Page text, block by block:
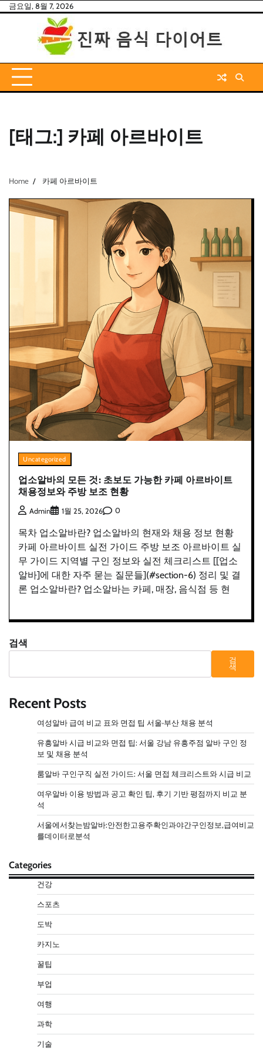
Skip금요일, 8월 7, 2026
[태그:] 카페 아르바이트
Home 카페 아르바이트
Uncategorized
업소알바의 모든 것: 초보도 가능한 카페 아르바이트
채용정보와 주방 보조 현황
Admin 1월 25, 2026 0
목차 업소알바란? 업소알바의 현재와 채용 정보 현황
카페 아르바이트 실전 가이드 주방 보조 아르바이트 실
무 가이드 지역별 구인 정보와 실전 체크리스트 [[업소
알바]에 대한 자주 묻는 질문들](#section-6) 정리 및 결
론 업소알바란? 업소알바는 카페, 매장, 음식점 등 현
검색
검
색
Recent Posts
여성알바 급여 비교 표와 면접 팁 서울·부산 채용 분석
유흥알바 시급 비교와 면접 팁: 서울 강남 유흥주점 알바 구인 정
보 및 채용 분석
룸알바 구인구직 실전 가이드: 서울 면접 체크리스트와 시급 비교
여우알바 이용 방법과 공고 확인 팁, 후기 기반 평점까지 비교 분
석
서울에서찾는밤알바:안전한고용주확인과야간구인정보,급여비교
를데이터로분석
Categories
건강
스포츠
도박
카지노
꿀팁
부업
여행
과학
기술